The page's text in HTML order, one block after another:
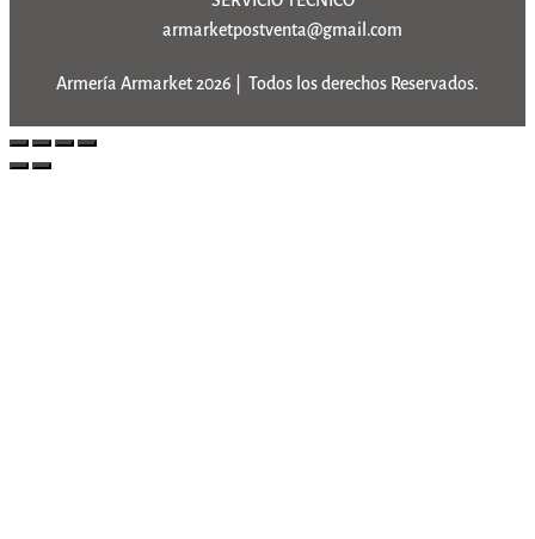
armarketpostventa@gmail.com
Armería Armarket 2026 | Todos los derechos Reservados.